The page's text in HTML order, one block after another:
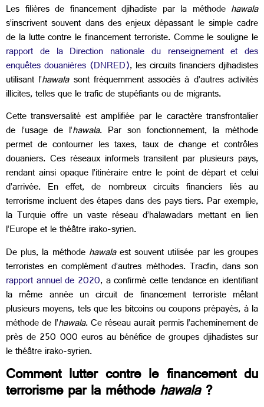
Les filières de financement djihadiste par la méthode hawala
s’inscrivent souvent dans des enjeux dépassant le simple cadre
de la lutte contre le financement terroriste. Comme le souligne le
rapport de la Direction nationale du renseignement et des
enquêtes douanières (DNRED), les circuits financiers djihadistes
utilisant l’hawalasont fréquemment associés à d’autres activités
illicites, telles que le trafic de stupéfiants ou de migrants.
Cette transversalité est amplifiée par le caractère transfrontalier
de l’usage de l’hawala. Par son fonctionnement, la méthode
permet de contourner les taxes, taux de change et contrôles
douaniers. Ces réseaux informels transitent par plusieurs pays,
rendant ainsi opaque l’itinéraire entre le point de départ et celui
d’arrivée. En effet, de nombreux circuits financiers liés au
terrorisme incluent des étapes dans des pays tiers. Par exemple,
la Turquie offre un vaste réseau d’halawadars mettant en lien
l’Europe et le théâtre irako-syrien.
De plus, la méthode hawalaest souvent utilisée par les groupes
terroristes en complément d’autres méthodes. Tracfin, dans son
rapport annuel de 2020, a confirmé cette tendance en identifiant
la même année un circuit de financement terroriste mêlant
plusieurs moyens, tels que les bitcoins ou coupons prépayés, à la
méthode de l’hawala. Ce réseau aurait permis l’acheminement de
près de 250 000 euros au bénéfice de groupes djihadistes sur
le théâtre irako-syrien.
Comment lutter contre le financement du
terrorisme par la méthodehawala?